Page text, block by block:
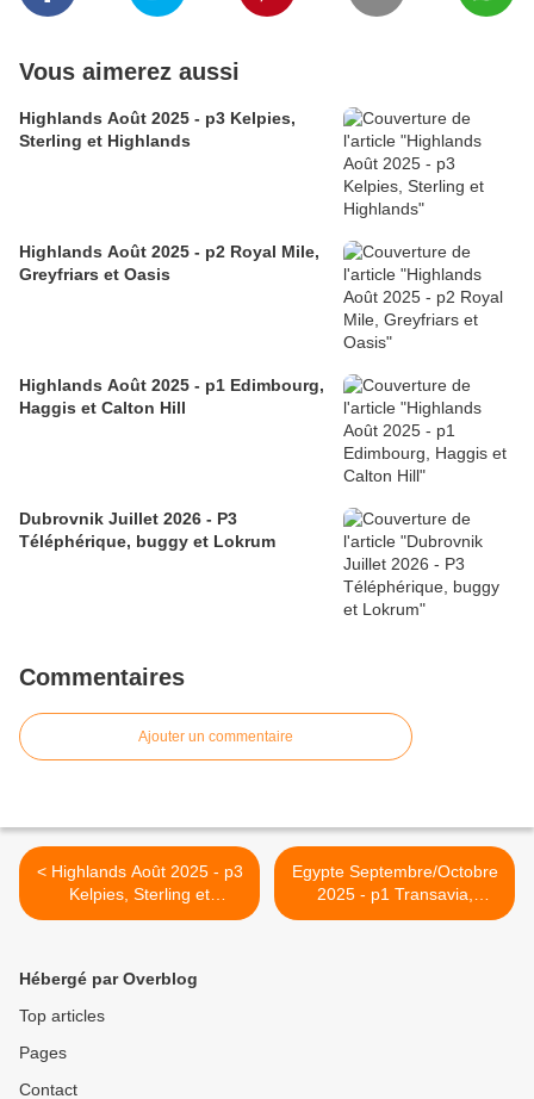
Vous aimerez aussi
Highlands Août 2025 - p3 Kelpies,
Sterling et Highlands
Highlands Août 2025 - p2 Royal Mile,
Greyfriars et Oasis
Highlands Août 2025 - p1 Edimbourg,
Haggis et Calton Hill
Dubrovnik Juillet 2026 - P3
Téléphérique, buggy et Lokrum
Commentaires
Ajouter un commentaire
< Highlands Août 2025 - p3
Kelpies, Sterling et
Highlands
Egypte Septembre/Octobre
2025 - p1 Transavia,
Concerto et Temple de
Hébergé par Overblog
Top articles
Pages
Contact